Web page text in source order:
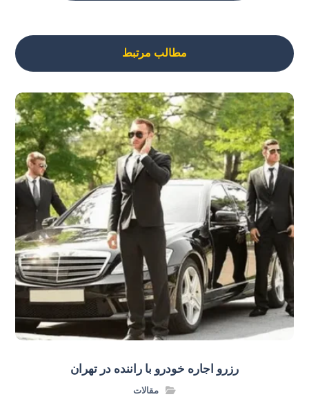
مطالب مرتبط
رزرو اجاره خودرو با راننده در تهران
مقالات